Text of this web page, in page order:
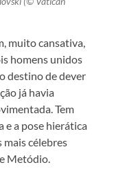
muito cansativa,
homens unidos
destino de dever
já havia
Tem
e a pose hierática
mais célebres
Metódio.